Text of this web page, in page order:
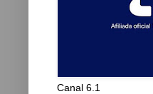
Canal 6.1